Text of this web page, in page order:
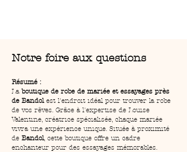
Notre foire aux questions
Résumé :
La boutique de robe de mariée et essayages près
de Bandol est l'endroit idéal pour trouver la robe
de vos rêves. Grâce à l'expertise de Louise
Valentine, créatrice spécialisée, chaque mariée
vivra une expérience unique. Située à proximité
de Bandol, cette boutique offre un cadre
enchanteur pour des essayages mémorables.